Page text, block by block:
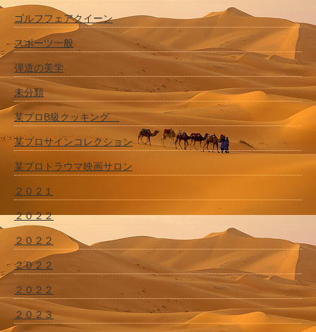
ゴルフフェアクイーン
スポーツ一般
弾道の美学
未分類
某プロB級クッキング
某プロサインコレクション
某プロトラウマ映画サロン
２０２１
２０２２
２０２２
２０２２
２０２２
２０２３